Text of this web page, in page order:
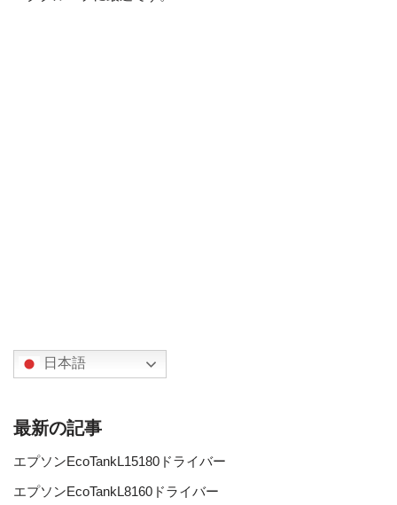
日本語
最新の記事
エプソンEcoTankL15180ドライバー
エプソンEcoTankL8160ドライバー